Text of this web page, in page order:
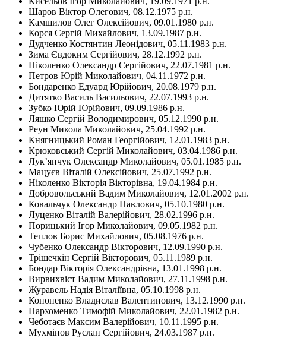
Шаров Віктор Олегович, 08.12.1975 р.н.
Камшилов Олег Олексійович, 09.01.1980 р.н.
Корся Сергій Михайлович, 13.09.1987 р.н.
Дудченко Костянтин Леонідович, 05.11.1983 р.н.
Зима Євдоким Сергійович, 28.12.1992 р.н.
Ніколенко Олександр Сергійович, 22.07.1981 р.н.
Петров Юрій Миколайович, 04.11.1972 р.н.
Бондаренко Едуард Юрійович, 20.08.1979 р.н.
Дитятко Василь Васильович, 22.07.1993 р.н.
Зубко Юрій Юрійович, 09.09.1986 р.н.
Ляшко Сергій Володимирович, 05.12.1990 р.н.
Реун Микола Миколайович, 25.04.1992 р.н.
Княгницький Роман Георгійович, 12.01.1983 р.н.
Крюковський Сергій Миколайович, 03.04.1986 р.н.
Лук’янчук Олександр Миколайович, 05.01.1985 р.н.
Мацуєв Віталій Олексійович, 25.07.1992 р.н.
Ніколенко Вікторія Вікторівна, 19.04.1984 р.н.
Добровольський Вадим Миколайович, 12.01.2002 р.н.
Ковальчук Олександр Павлович, 05.10.1980 р.н.
Луценко Віталій Валерійович, 28.02.1996 р.н.
Порицький Ігор Миколайович, 09.05.1982 р.н.
Теплов Борис Михайлович, 05.08.1976 р.н.
Чубенко Олександр Вікторович, 12.09.1990 р.н.
Трішечкін Сергій Вікторович, 05.11.1989 р.н.
Бондар Вікторія Олександрівна, 13.01.1998 р.н.
Вирвихвіст Вадим Миколайович, 27.11.1998 р.н.
Журавель Надія Віталіївна, 05.10.1998 р.н.
Кононенко Владислав Валентинович, 13.12.1990 р.н.
Пархоменко Тимофій Миколайович, 22.01.1982 р.н.
Чеботаєв Максим Валерійович, 10.11.1995 р.н.
Мухмінов Руслан Сергійович, 24.03.1987 р.н.